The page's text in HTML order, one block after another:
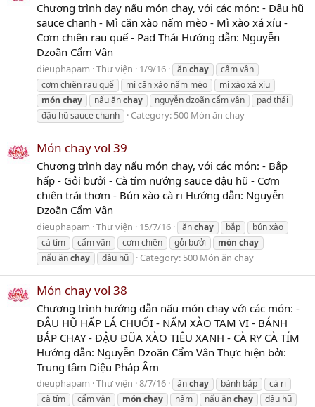
Chương trình dạy nấu món chay, với các món: - Đậu hũ
sauce chanh - Mì căn xào nấm mèo - Mì xào xá xíu -
Cơm chiên rau quế - Pad Thái Hướng dẫn: Nguyễn
Dzoãn Cẩm Vân
dieuphapam Thư viện 1/9/16 ănchay
cẩm vân
cơm chiên rau quế
mì căn xào nấm mèo
mì xào xá xíu
món chay nấu ănchay nguyễn dzoãn cẩm vân
pad thái
đậu hũ sauce chanh
Category: 500 Món ăn chay
Món chay vol 39
Chương trình dạy nấu món chay, với các món: - Bắp
hấp - Gỏi bưởi - Cà tím nướng sauce đậu hũ - Cơm
chiên trái thơm - Bún xào cà ri Hướng dẫn: Nguyễn
Dzoãn Cẩm Vân
dieuphapam Thư viện 15/7/16 ănchay bắp
bún xào
cà tím
cẩm vân cơm chiên gỏi bưởi món chay
nấu ănchay đậu hũ Category: 500 Món ăn chay
Món chay vol 38
Chương trình hướng dẫn nấu món chay với các món: -
ĐẬU HŨ HẤP LÁ CHUỐI - NẤM XÀO TAM VỊ - BÁNH
BẮP CHAY - ĐẬU ĐŨA XÀO TIÊU XANH - CÀ RY CÀ TÍM
Hướng dẫn: Nguyễn Dzoãn Cẩm Vân Thực hiện bởi:
Trung tâm Diệu Pháp Âm
dieuphapam Thư viện 8/7/16 ănchay bánh bắp
cà ri
cà tím
cẩm vân món chay nấm nấu ănchay
đậu hũ